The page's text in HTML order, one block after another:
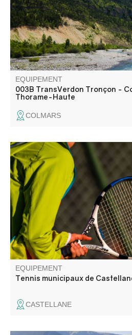
jusqu'à la Colle Saint-Michel
belle descente dans la vallée.
EQUIPEMENT
003B TransVerdon Tronçon -
Thorame-Haute
COLMARS
Deux terrains disponibles en libre
d'entraînement/perfectionnement.
EQUIPEMENT
Tennis municipaux de
CASTELLANE